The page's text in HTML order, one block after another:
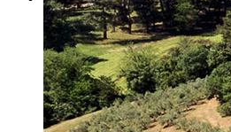
Rad Znanstvenog vijeća
Etičko povjerenstvo
Etički kodeks
Financiranje
Proračun
Potpore
PROGRAMSKO FINANCIRANJE